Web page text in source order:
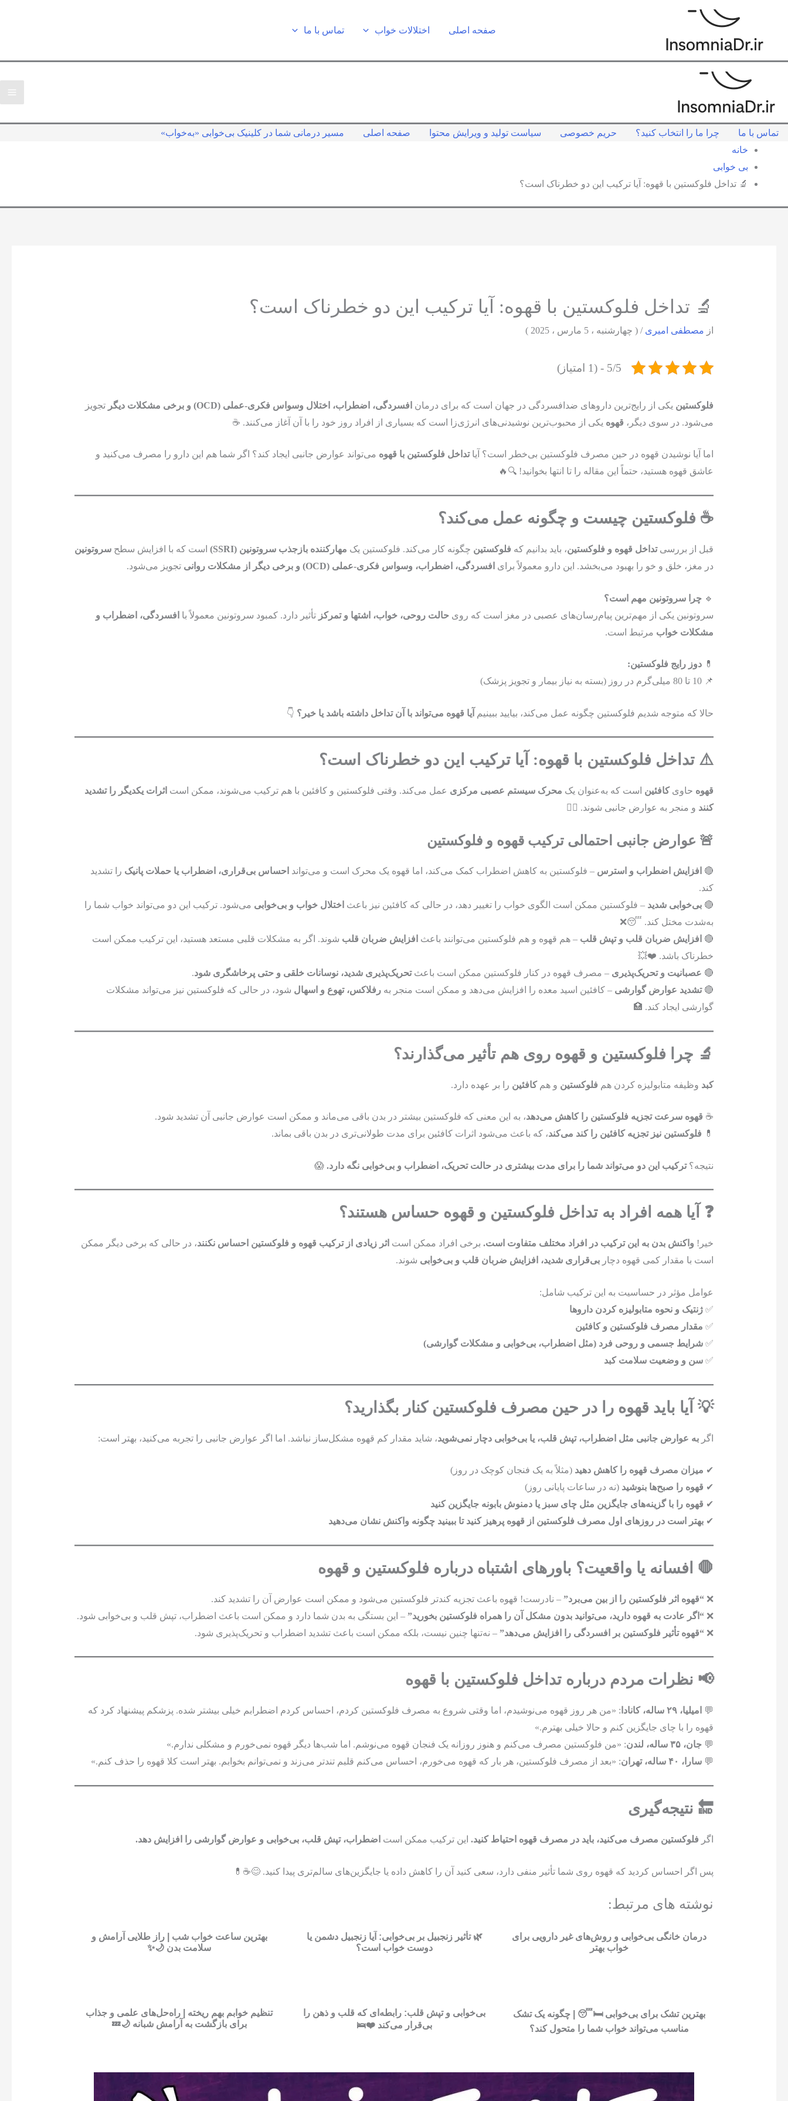
صفحه اصلی اختلالات خواب تماس با ما
تماس با ما چرا ما را انتخاب کنید؟ حریم خصوصی سیاست تولید و ویرایش محتوا صفحه اصلی
مسیر درمانی شما در کلینیک بی‌خوابی «به‌خواب»
خانه
بی خوابی
🔬 تداخل فلوکستین با قهوه: آیا ترکیب این دو خطرناک است؟
🔬 تداخل فلوکستین با قهوه: آیا ترکیب این دو خطرناک است؟
از مصطفی امیری/ ( چهارشنبه ، 5 مارس ، 2025 )
5/5 - (1 امتیاز)
فلوکستین یکی از رایج‌ترین داروهای ضدافسردگی در جهان است که برای درمان افسردگی، اضطراب، اختلال وسواس فکری-عملی (OCD) و برخی مشکلات دیگر
تجویز
می‌شود. در سوی دیگر، قهوه یکی از محبوب‌ترین نوشیدنی‌های انرژی‌زا است که بسیاری از افراد روز خود را با آن آغاز می‌کنند. ☕
اما آیا نوشیدن قهوه در حین مصرف فلوکستین بی‌خطر است؟ آیاتداخل فلوکستین با قهوه می‌تواند عوارض جانبی ایجاد کند؟ اگر شما هم این دارو را مصرف می‌کنید و
عاشق قهوه هستید، حتماً این مقاله را تا انتها بخوانید! 🔍🔥
☕ فلوکستین چیست و چگونه عمل می‌کند؟
قبل از بررسیتداخل قهوه و فلوکستین، باید بدانیم که فلوکستین چگونه کار می‌کند. فلوکستین یک مهارکننده بازجذب سروتونین (SSRI) است که با افزایش سطح سروتونین
در مغز، خلق و خو را بهبود می‌بخشد. این دارو معمولاً برای افسردگی، اضطراب، وسواس فکری-عملی (OCD) و برخی دیگر از مشکلات روانی تجویز می‌شود.
🔹 چرا سروتونین مهم است؟
سروتونین یکی از مهم‌ترین پیام‌رسان‌های عصبی در مغز است که روی حالت روحی، خواب، اشتها و تمرکز تأثیر دارد. کمبود سروتونین معمولاً با افسردگی، اضطراب و
مشکلات خواب مرتبط است.
💊 دوز رایج فلوکستین:
📌 10 تا 80 میلی‌گرم در روز (بسته به نیاز بیمار و تجویز پزشک)
حالا که متوجه شدیم فلوکستین چگونه عمل می‌کند، بیایید ببینیم آیا قهوه می‌تواند با آن تداخل داشته باشد یا خیر؟ 👇
⚠️ تداخل فلوکستین با قهوه: آیا ترکیب این دو خطرناک است؟
قهوه حاویکافئین است که به‌عنوان یک محرک سیستم عصبی مرکزی عمل می‌کند. وقتی فلوکستین و کافئین با هم ترکیب می‌شوند، ممکن است اثرات یکدیگر را تشدید
کنند و منجر به عوارض جانبی شوند. 😵‍💫
🚨 عوارض جانبی احتمالی ترکیب قهوه و فلوکستین
🔴 افزایش اضطراب و استرس – فلوکستین به کاهش اضطراب کمک می‌کند، اما قهوه یک محرک است و می‌تواند احساس بی‌قراری، اضطراب یا حملات پانیک را تشدید
کند.
🔴 بی‌خوابی شدید – فلوکستین ممکن است الگوی خواب را تغییر دهد، در حالی که کافئین نیز باعث اختلال خواب و بی‌خوابی می‌شود. ترکیب این دو می‌تواند خواب شما را
به‌شدت مختل کند. 😴❌
🔴 افزایش ضربان قلب و تپش قلب – هم قهوه و هم فلوکستین می‌توانند باعث افزایش ضربان قلب شوند. اگر به مشکلات قلبی مستعد هستید، این ترکیب ممکن است
خطرناک باشد. ❤️💥
🔴 عصبانیت و تحریک‌پذیری – مصرف قهوه در کنار فلوکستین ممکن است باعثتحریک‌پذیری شدید، نوسانات خلقی و حتی پرخاشگری شود.
🔴تشدید عوارض گوارشی – کافئین اسید معده را افزایش می‌دهد و ممکن است منجر به رفلاکس، تهوع و اسهال شود، در حالی که فلوکستین نیز می‌تواند مشکلات
گوارشی ایجاد کند. 🏥
🔬 چرا فلوکستین و قهوه روی هم تأثیر می‌گذارند؟
کبد وظیفه متابولیزه کردن هم فلوکستین و همکافئین را بر عهده دارد.
☕ قهوه سرعت تجزیه فلوکستین را کاهش می‌دهد، به این معنی که فلوکستین بیشتر در بدن باقی می‌ماند و ممکن است عوارض جانبی آن تشدید شود.
💊 فلوکستین نیز تجزیه کافئین را کند می‌کند، که باعث می‌شود اثرات کافئین برای مدت طولانی‌تری در بدن باقی بماند.
نتیجه؟ترکیب این دو می‌تواند شما را برای مدت بیشتری در حالت تحریک، اضطراب و بی‌خوابی نگه دارد.😱
❓ آیا همه افراد به تداخل فلوکستین و قهوه حساس هستند؟
خیر! واکنش بدن به این ترکیب در افراد مختلف متفاوت است.برخی افراد ممکن است اثر زیادی از ترکیب قهوه و فلوکستین احساس نکنند، در حالی که برخی دیگر ممکن
است با مقدار کمی قهوه دچار بی‌قراری شدید، افزایش ضربان قلب و بی‌خوابی شوند.
عوامل مؤثر در حساسیت به این ترکیب شامل:
✅ ژنتیک و نحوه متابولیزه کردن داروها
✅ مقدار مصرف فلوکستین و کافئین
✅ شرایط جسمی و روحی فرد (مثل اضطراب، بی‌خوابی و مشکلات گوارشی)
✅ سن و وضعیت سلامت کبد
💡 آیا باید قهوه را در حین مصرف فلوکستین کنار بگذارید؟
اگر به عوارض جانبی مثل اضطراب، تپش قلب، یا بی‌خوابی دچار نمی‌شوید، شاید مقدار کم قهوه مشکل‌ساز نباشد. اما اگر عوارض جانبی را تجربه می‌کنید، بهتر است:
✔ میزان مصرف قهوه را کاهش دهید (مثلاً به یک فنجان کوچک در روز)
✔ قهوه را صبح‌ها بنوشید (نه در ساعات پایانی روز)
✔ قهوه را با گزینه‌های جایگزین مثل چای سبز یا دمنوش بابونه جایگزین کنید
✔ بهتر است در روزهای اول مصرف فلوکستین از قهوه پرهیز کنید تا ببینید چگونه واکنش نشان می‌دهید
🛑 افسانه یا واقعیت؟ باورهای اشتباه درباره فلوکستین و قهوه
❌ “قهوه اثر فلوکستین را از بین می‌برد”– نادرست! قهوه باعث تجزیه کندتر فلوکستین می‌شود و ممکن است عوارض آن را تشدید کند.
❌ “اگر عادت به قهوه دارید، می‌توانید بدون مشکل آن را همراه فلوکستین بخورید”– این بستگی به بدن شما دارد و ممکن است باعث اضطراب، تپش قلب و بی‌خوابی شود.
❌ “قهوه تأثیر فلوکستین بر افسردگی را افزایش می‌دهد”– نه‌تنها چنین نیست، بلکه ممکن است باعث تشدید اضطراب و تحریک‌پذیری شود.
📢 نظرات مردم درباره تداخل فلوکستین با قهوه
💬 امیلیا، ۲۹ ساله، کانادا
: «من هر روز قهوه می‌نوشیدم، اما وقتی شروع به مصرف فلوکستین کردم، احساس کردم اضطرابم خیلی بیشتر شده. پزشکم پیشنهاد کرد که
قهوه را با چای جایگزین کنم و حالا خیلی بهترم.»
💬 جان، ۳۵ ساله، لندن
: «من فلوکستین مصرف می‌کنم و هنوز روزانه یک فنجان قهوه می‌نوشم. اما شب‌ها دیگر قهوه نمی‌خورم و مشکلی ندارم.»
💬 سارا، ۴۰ ساله، تهران : «بعد از مصرف فلوکستین، هر بار که قهوه می‌خورم، احساس می‌کنم قلبم تندتر می‌زند و نمی‌توانم بخوابم. بهتر است کلا قهوه را حذف کنم.»
🔚 نتیجه‌گیری
اگر فلوکستین مصرف می‌کنید، باید در مصرف قهوه احتیاط کنید.این ترکیب ممکن است اضطراب، تپش قلب، بی‌خوابی و عوارض گوارشی را افزایش دهد.
پس اگر احساس کردید که قهوه روی شما تأثیر منفی دارد، سعی کنید آن را کاهش داده یا جایگزین‌های سالم‌تری پیدا کنید. 😊☕💊
نوشته های مرتبط:
درمان خانگی بی‌خوابی و روش‌های غیر دارویی برای
خواب بهتر
🌿 تأثیر زنجبیل بر بی‌خوابی: آیا زنجبیل دشمن یا
دوست خواب است؟
بهترین ساعت خواب شب | راز طلایی آرامش و
سلامت بدن 🌙✨
بهترین تشک برای بی‌خوابی 🛏️😴 | چگونه یک تشک
مناسب می‌تواند خواب شما را متحول کند؟
بی‌خوابی و تپش قلب: رابطه‌ای که قلب و ذهن را
بی‌قرار می‌کند ❤️🛌
تنظیم خوابم بهم ریخته | راه‌حل‌های علمی و جذاب
برای بازگشت به آرامش شبانه 🌙💤